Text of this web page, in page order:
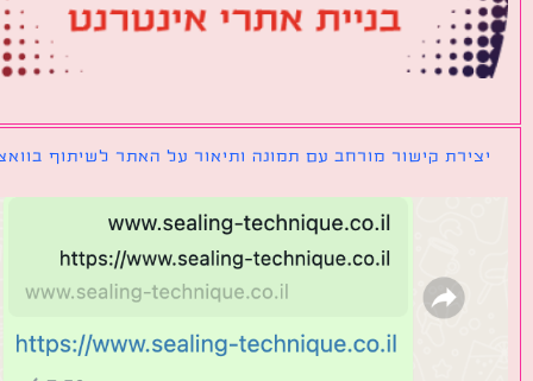
קישור מורחב עם תמונה ותיאור על האתר לשיתוף בוואצאפ